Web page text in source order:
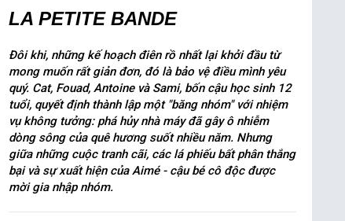
LA PETITE BANDE
Đôi khi, những kế hoạch điên rồ nhất lại khởi đầu từ
mong muốn rất giản đơn, đó là bảo vệ điều mình yêu
quý. Cat, Fouad, Antoine và Sami, bốn cậu học sinh 12
tuổi, quyết định thành lập một "băng nhóm" với nhiệm
vụ không tưởng: phá hủy nhà máy đã gây ô nhiễm
dòng sông của quê hương suốt nhiều năm. Nhưng
giữa những cuộc tranh cãi, các lá phiếu bất phân thắng
bại và sự xuất hiện của Aimé - cậu bé cô độc được
mời gia nhập nhóm.